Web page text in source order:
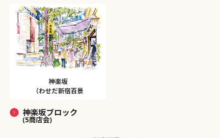
神楽坂
（わせだ新宿百景
神楽坂ブロック
(5商店会)